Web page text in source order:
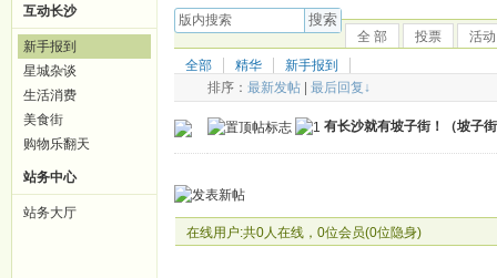
互动长沙
新手报到
星城杂谈
生活消费
美食街
购物乐翻天
站务中心
站务大厅
搜索
全 部 投票
活动
全部
精华
新手报到
排序： 最新发帖 | 最后回复↓
有长沙就有坡子街！（坡子
在线用户:共0人在线，0位会员(0位隐身)